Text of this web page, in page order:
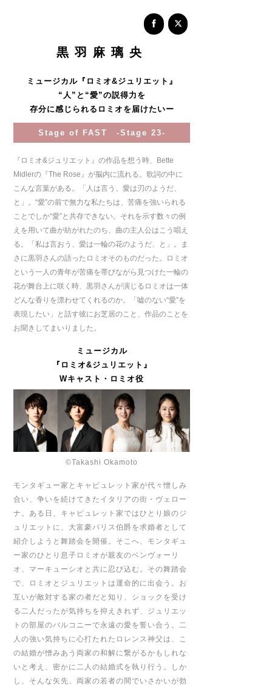
黒羽麻璃央
ミュージカル『ロミオ&ジュリエット』
“人”と“愛”の説得力を
存分に感じられるロミオを届けたいー
Stage of FAST -Stage 23-
『ロミオ&ジュリエット』の作品を想う時、 Bette
Midlerの『The Rose 』が脳内に流れる。歌詞の中に
こんな言葉がある。「人は言う、愛は刃のようだ、
と」。“愛”の前で無力な私たちは、苦痛を強いられる
ことでしか“愛”と共存できない。それを示す数々の例
えを用いて曲が紡がれたのち、曲の主人公はこう唱え
る。「私は言おう、愛は一輪の花のようだ、と」。ま
さに黒羽さんの語ったロミオそのものだった。ロミオ
という一人の青年が苦痛を帯びながら見つけた一輪の
花が舞台上に咲く時、黒羽さんが演じるロミオは一体
どんな香りを漂わせてくれるのか。「嘘のない“愛”を
表現したい」と話す彼にお芝居のこと、作品のことを
お聞きしてまいりました。
ミュージカル
『ロミオ&ジュリエット』
Wキャスト・ロミオ役
©Takashi Okamoto
モンタギュー家とキャピュレット家が代々憎しみ
合い、争いを続けてきたイタリアの街・ヴェロー
ナ。ある日、キャピュレット家ではひとり娘のジ
ュリエットに、大富豪パリス伯爵を求婚者として
紹介しようと舞踏会を開催。そこへ、モンタギュ
ー家のひとり息子ロミオが親友のベンヴォーリ
オ、マーキューシオと共に忍び込む。その舞踏会
で、ロミオとジュリエットは運命的に出会う。お
互いが敵対する家の者だと知り、ショックを受け
る二人だったが気持ちを抑えきれず、ジュリエッ
トの部屋のバルコニーで永遠の愛を誓い合う。二
人の強い気持ちに心打たれたロレンス神父は、こ
の結婚が憎みあう両家の和解に繋がるかもしれな
いと考え、密かに二人の結婚式を執り行う。しか
し、そんな矢先、両家の若者の間でいさかいが勃